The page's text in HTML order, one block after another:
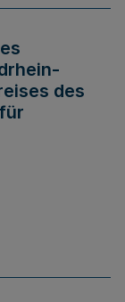
des